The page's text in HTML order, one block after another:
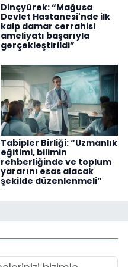
Dinçyürek: “Mağusa
Devlet Hastanesi'nde ilk
kalp damar cerrahisi
ameliyatı başarıyla
gerçekleştirildi”
Tabipler Birliği: “Uzmanlık
eğitimi, bilimin
rehberliğinde ve toplum
yararını esas alacak
şekilde düzenlenmeli”